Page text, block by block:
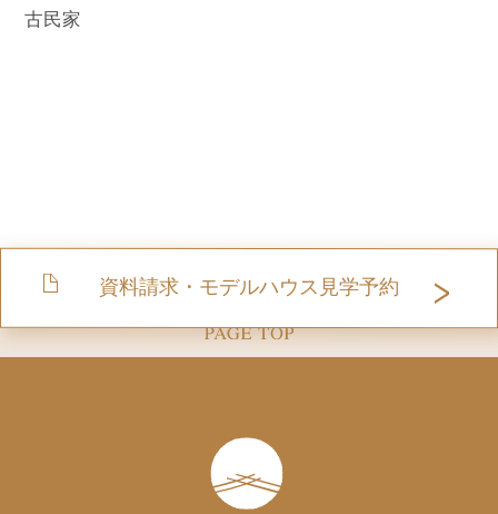
資料請求・モデルハウス見学予約
古民家